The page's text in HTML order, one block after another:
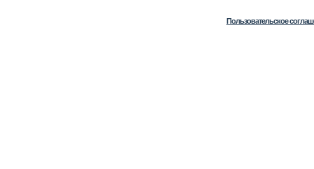
Пользовательское